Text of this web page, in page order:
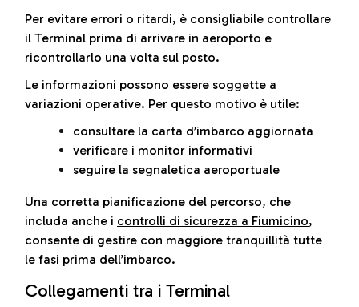
Per evitare errori o ritardi, è consigliabile controllare
il Terminal prima di arrivare in aeroporto e
ricontrollarlo una volta sul posto.
Le informazioni possono essere soggette a
variazioni operative. Per questo motivo è utile:
consultare la carta d’imbarco aggiornata
verificare i monitor informativi
seguire la segnaletica aeroportuale
Una corretta pianificazione del percorso, che
includa anche i controlli di sicurezza a Fiumicino,
consente di gestire con maggiore tranquillità tutte
le fasi prima dell’imbarco.
Collegamenti tra i Terminal